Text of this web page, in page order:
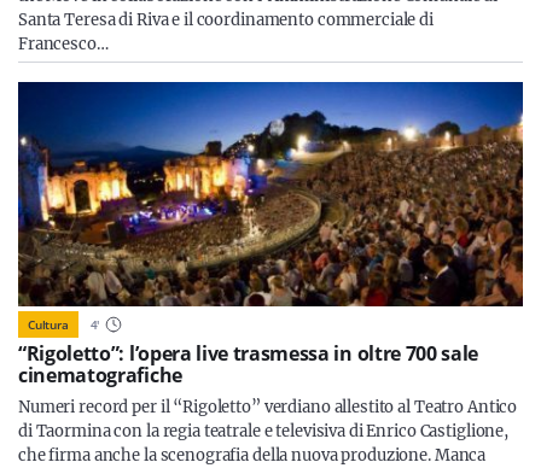
Santa Teresa di Riva e il coordinamento commerciale di
Francesco…
Cultura 4'
“Rigoletto”: l’opera live trasmessa in oltre 700 sale
cinematografiche
Numeri record per il “Rigoletto” verdiano allestito al Teatro Antico
di Taormina con la regia teatrale e televisiva di Enrico Castiglione,
che firma anche la scenografia della nuova produzione. Manca